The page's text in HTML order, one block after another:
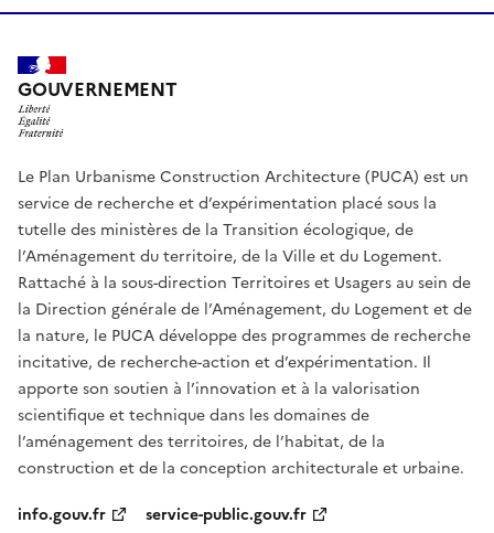
GOUVERNEMENT
Le Plan Urbanisme Construction Architecture (PUCA) est un
service de recherche et d’expérimentation placé sous la
tutelle des ministères de la Transition écologique, de
l’Aménagement du territoire, de la Ville et du Logement.
Rattaché à la sous-direction Territoires et Usagers au sein de
la Direction générale de l’Aménagement, du Logement et de
la nature, le PUCA développe des programmes de recherche
incitative, de recherche-action et d’expérimentation. Il
apporte son soutien à l’innovation et à la valorisation
scientifique et technique dans les domaines de
l’aménagement des territoires, de l’habitat, de la
construction et de la conception architecturale et urbaine.
info.gouv.fr
service-public.gouv.fr